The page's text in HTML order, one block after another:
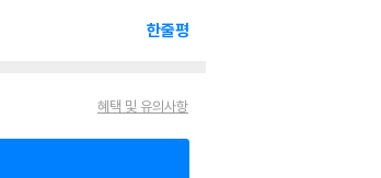
한줄평
혜택 및 유의사항